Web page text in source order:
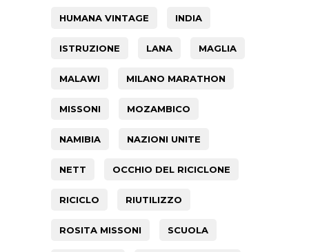
HUMANA VINTAGE INDIA
ISTRUZIONE LANA MAGLIA
MALAWI MILANO MARATHON
MISSONI MOZAMBICO
NAMIBIA NAZIONI UNITE
NETT OCCHIO DEL RICICLONE
RICICLO RIUTILIZZO
ROSITA MISSONI SCUOLA